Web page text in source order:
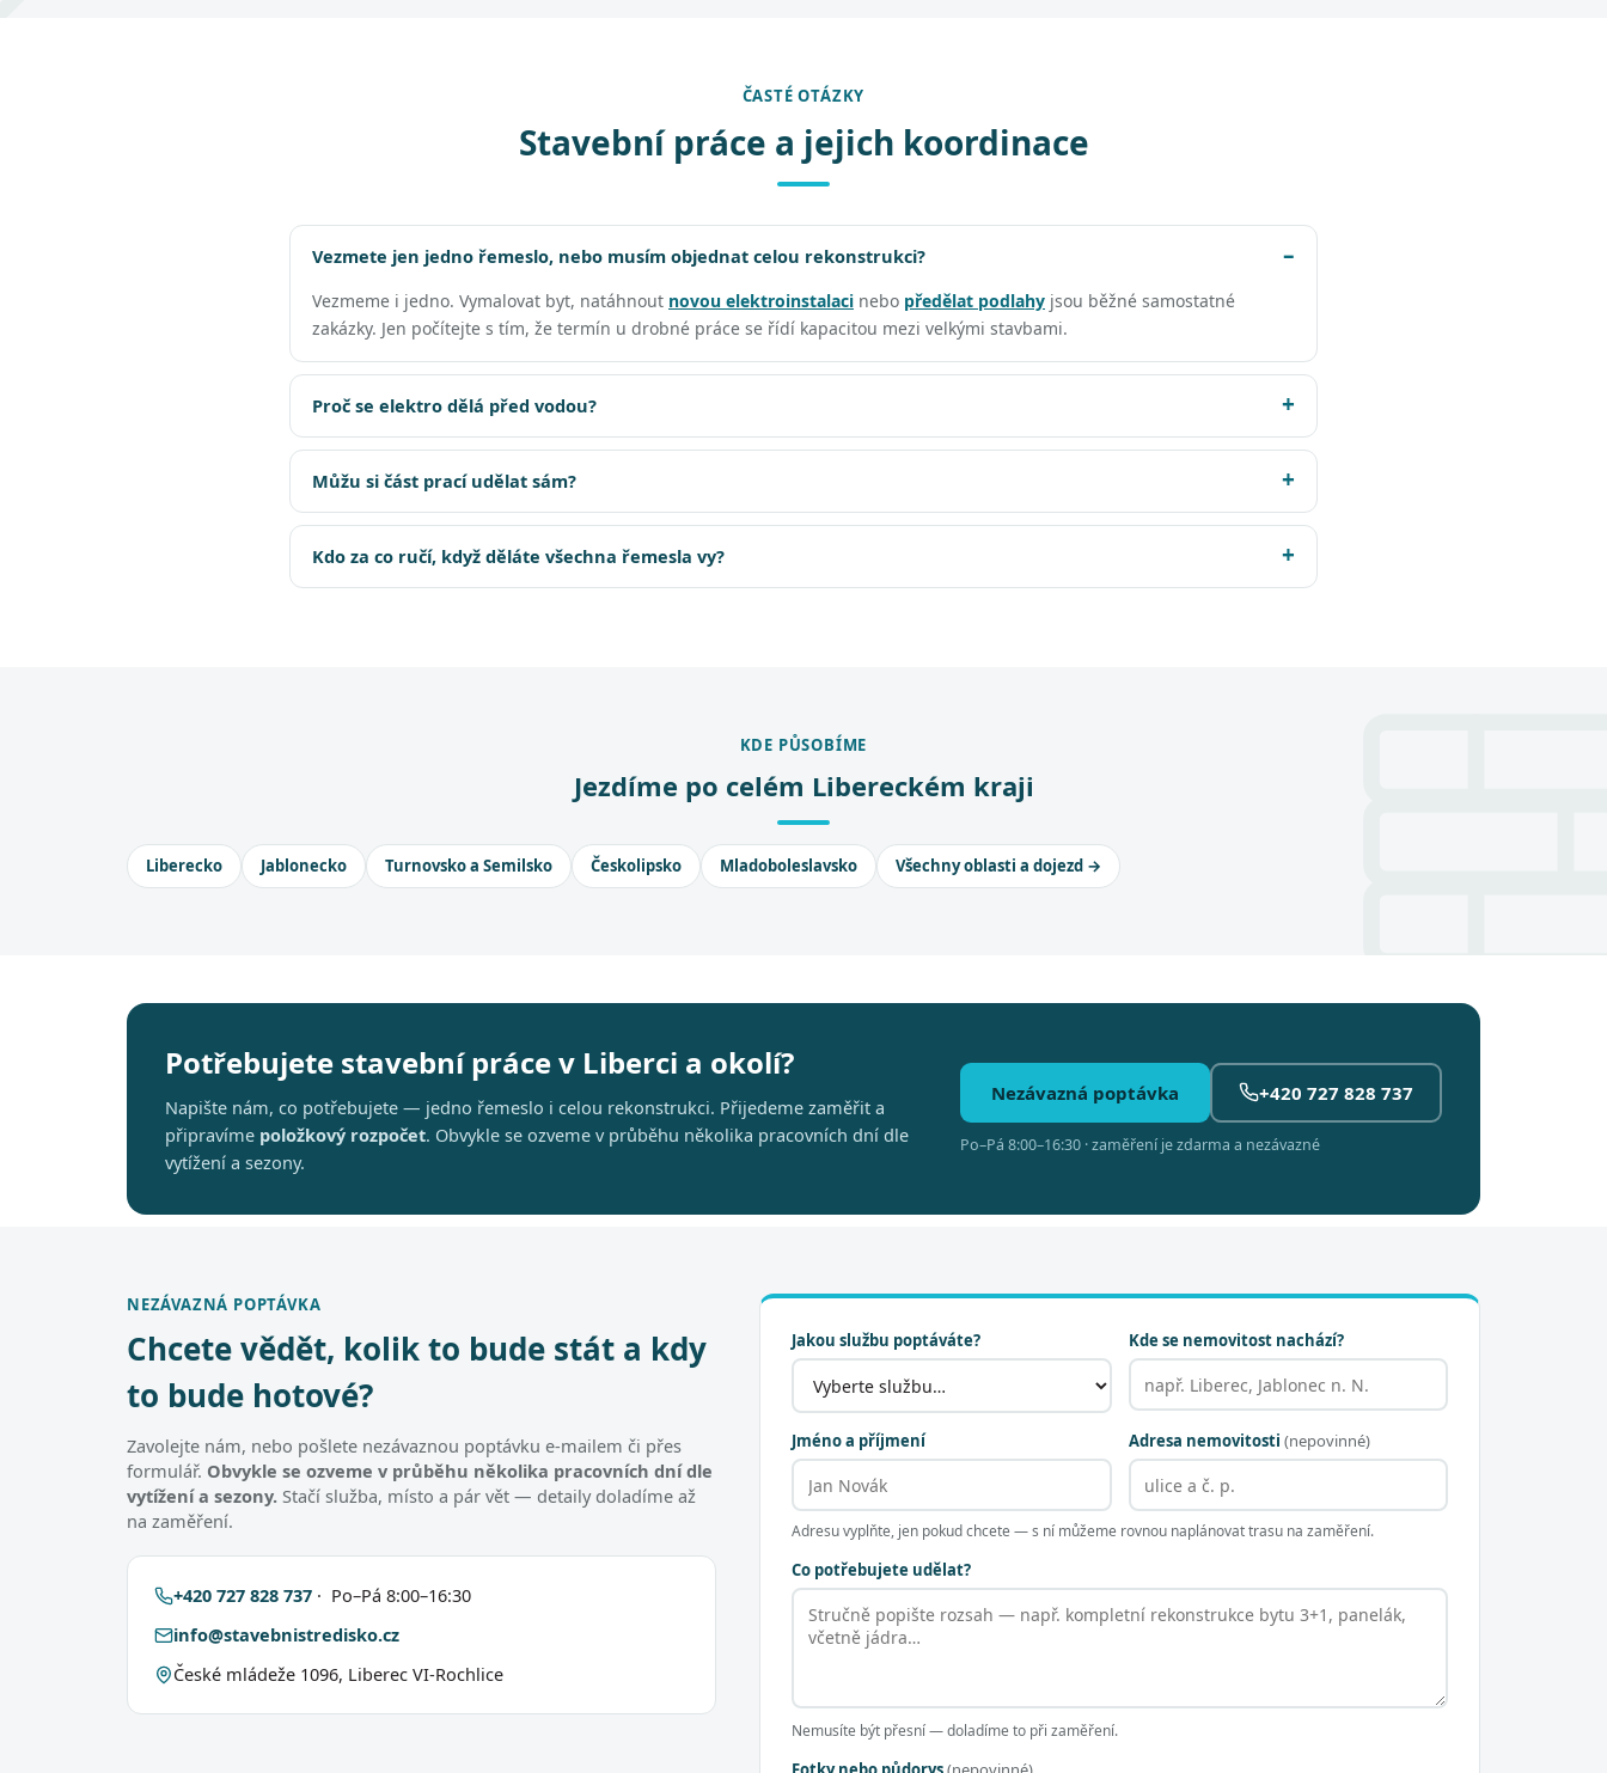
ČASTÉ OTÁZKY
Stavební práce a jejich koordinace
Vezmete jen jedno řemeslo, nebo musím objednat celou rekonstrukci?
Vezmeme i jedno. Vymalovat byt, natáhnout novou elektroinstalaci nebo předělat podlahy jsou běžné samostatné
zakázky. Jen počítejte s tím, že termín u drobné práce se řídí kapacitou mezi velkými stavbami.
Proč se elektro dělá před vodou?
Můžu si část prací udělat sám?
Kdo za co ručí, když děláte všechna řemesla vy?
KDE PŮSOBÍME
Jezdíme po celém Libereckém kraji
Liberecko Jablonecko Turnovsko a Semilsko Českolipsko Mladoboleslavsko Všechny oblasti a dojezd →
Potřebujete stavební práce v Liberci a okolí?
Napište nám, co potřebujete — jedno řemeslo i celou rekonstrukci. Přijedeme zaměřit a
připravíme položkový rozpočet. Obvykle se ozveme v průběhu několika pracovních dní dle
vytížení a sezony.
Nezávazná poptávka +420 727 828 737
Po–Pá 8:00–16:30 · zaměření je zdarma a nezávazné
NEZÁVAZNÁ POPTÁVKA
Chcete vědět, kolik to bude stát a kdy
to bude hotové?
Zavolejte nám, nebo pošlete nezávaznou poptávku e-mailem či přes
formulář. Obvykle se ozveme v průběhu několika pracovních dní dle
vytížení a sezony. Stačí služba, místo a pár vět — detaily doladíme až
na zaměření.
+420 727 828 737 · Po–Pá 8:00–16:30
info@stavebnistredisko.cz
České mládeže 1096, Liberec VI-Rochlice
Jakou službu poptáváte? Kde se nemovitost nachází?
Jméno a příjmení Adresa nemovitosti (nepovinné)
Adresu vyplňte, jen pokud chcete — s ní můžeme rovnou naplánovat trasu na zaměření.
Co potřebujete udělat?
Nemusíte být přesní — doladíme to při zaměření.